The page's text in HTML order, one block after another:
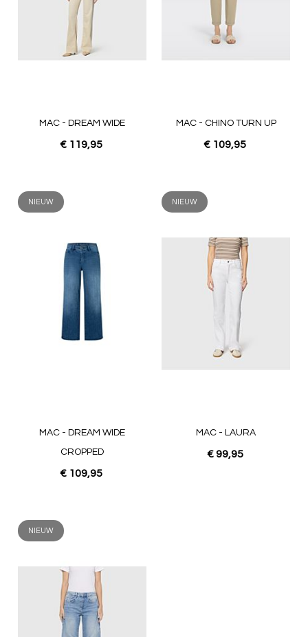
MAC - DREAM WIDE
€ 119,95
MAC - CHINO TURN UP
€ 109,95
NIEUW
MAC - DREAM WIDE
CROPPED
€ 109,95
NIEUW
MAC - LAURA
€ 99,95
NIEUW